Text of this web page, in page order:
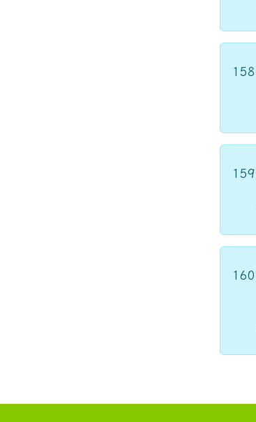
158.
159.
160.